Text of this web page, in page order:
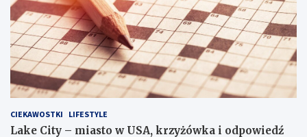
CIEKAWOSTKI LIFESTYLE
Lake City – miasto w USA, krzyżówka i odpowiedź